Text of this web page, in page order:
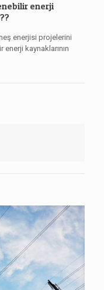
enerji
enerjisi projelerini
kaynaklarının